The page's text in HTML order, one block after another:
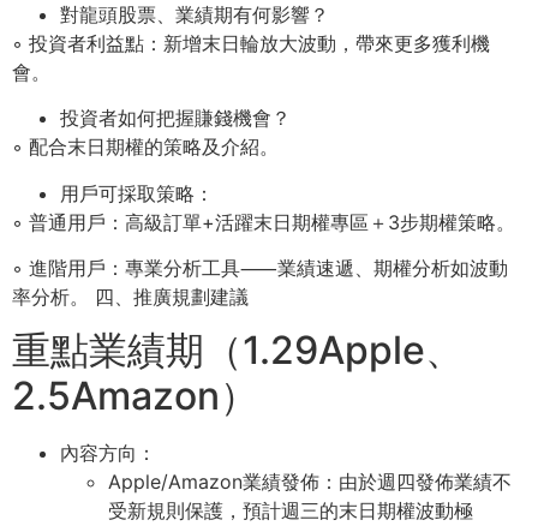
對⿓頭股票、業績期有何影響？
◦ 投資者利益點：新增末⽇輪放⼤波動，帶來更多獲利機
會。
投資者如何把握賺錢機會？
◦ 配合末⽇期權的策略及介紹。
⽤戶可採取策略：
◦ 普通⽤戶：⾼級訂單+活躍末⽇期權專區＋3步期權策略。
◦ 進階⽤戶：專業分析⼯具⸺業績速遞、期權分析如波動
率分析。 四、推廣規劃建議
重點業績期（1.29Apple、
2.5Amazon）
內容⽅向：
Apple/Amazon業績發佈：由於週四發佈業績不
受新規則保護，預計週三的末⽇期權波動極